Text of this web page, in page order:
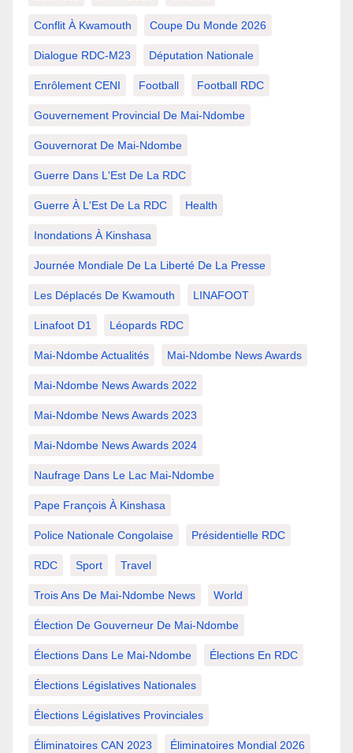
Conflit À Kwamouth Coupe Du Monde 2026
Dialogue RDC-M23 Députation Nationale
Enrôlement CENI Football Football RDC
Gouvernement Provincial De Mai-Ndombe
Gouvernorat De Mai-Ndombe
Guerre Dans L'Est De La RDC
Guerre À L'Est De La RDC Health
Inondations À Kinshasa
Journée Mondiale De La Liberté De La Presse
Les Déplacés De Kwamouth LINAFOOT
Linafoot D1 Léopards RDC
Mai-Ndombe Actualités Mai-Ndombe News Awards
Mai-Ndombe News Awards 2022
Mai-Ndombe News Awards 2023
Mai-Ndombe News Awards 2024
Naufrage Dans Le Lac Mai-Ndombe
Pape François À Kinshasa
Police Nationale Congolaise Présidentielle RDC
RDC Sport Travel
Trois Ans De Mai-Ndombe News World
Élection De Gouverneur De Mai-Ndombe
Élections Dans Le Mai-Ndombe Élections En RDC
Élections Législatives Nationales
Élections Législatives Provinciales
Éliminatoires CAN 2023 Éliminatoires Mondial 2026